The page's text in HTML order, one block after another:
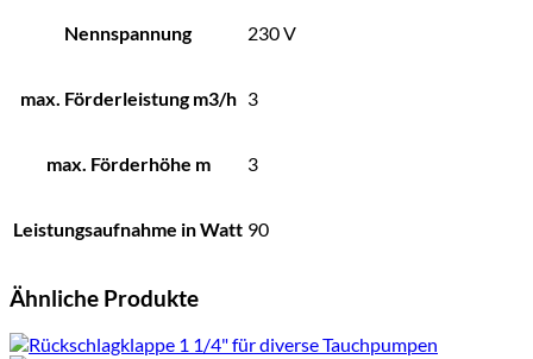
Nennspannung 230 V
max. Förderleistung m3/h 3
max. Förderhöhe m 3
Leistungsaufnahme in Watt 90
Ähnliche Produkte